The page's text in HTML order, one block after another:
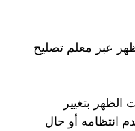
عبر معلم تصليح
الظهر بتغيير
انتظامه أو حال